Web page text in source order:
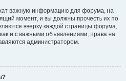
важную информацию для форума, на
момент, и вы должны прочесть их по
вверху каждой страницы форума,
и с важными объявлениями, права на
администратором.